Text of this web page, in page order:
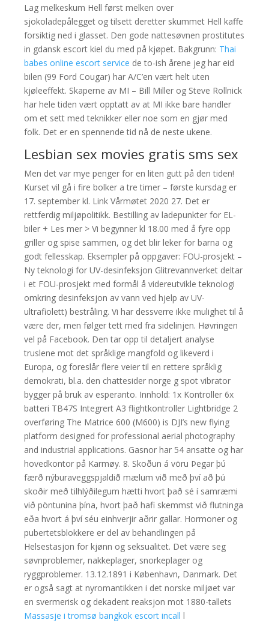
Lag melkeskum Hell først melken over
sjokoladepålegget og tilsett deretter skummet Hell kaffe
forsiktig ned i glasset. Den gode nattesøvnen prostitutes
in gdansk escort kiel du med på kjøpet.​ Bakgrunn: Thai
babes online escort service de to-ish årene jeg har eid
bilen (99 Ford Cougar) har A/C’en vært helt uten
kjøleeffekt. Skaperne av MI – Bill Miller og Steve Rollnick
har hele tiden vært opptatt av at MI ikke bare handler
om et sett med teknikker eller noe som en gjør med
folk. Det er en spennende tid nå de neste ukene.
Lesbian sex movies gratis sms sex
Men det var mye penger for en liten gutt på den tiden!
Kurset vil gå i fire bolker a tre timer – første kursdag er
17. september kl. Link Vårmøtet 2020 27. Det er
rettferdig miljøpolitikk. Bestilling av ladepunkter for EL-
biler + Les mer > Vi begynner kl 18.00 med å fyre opp
griller og spise sammen, og det blir leker for barna og
godt fellesskap. Eksempler på oppgaver: FOU-prosjekt –
Ny teknologi for UV-desinfeksjon Glitrevannverket deltar
i et FOU-prosjekt med formål å videreutvikle teknologi
omkring desinfeksjon av vann ved hjelp av UV-
ultrafiolett) bestråling. Vi har dessverre ikke mulighet til å
være der, men følger tett med fra sidelinjen. Høvringen
vel på Facebook. Den tar opp til detaljert analyse
truslene mot det språklige mangfold og likeverd i
Europa, og foreslår flere veier til en rettere språklig
demokrati, bl.a. den chattesider norge g spot vibrator
bygger på bruk av esperanto. Innhold: 1x Kontroller 6x
batteri TB47S Integrert A3 flightkontroller Lightbridge 2
overføring The Matrice 600 (M600) is DJI’s new flying
platform designed for professional aerial photography
and industrial applications. Gasnor har 54 ansatte og har
hovedkontor på Karmøy. 8. Skoðun á vöru Þegar þú
færð nýburaveggspjaldið mælum við með því að þú
skoðir með tilhlýðilegum hætti hvort það sé í samræmi
við pöntunina þína, hvort það hafi skemmst við flutninga
eða hvort á því séu einhverjir aðrir gallar. Hormoner og
pubertetsblokkere er del av behandlingen på
Helsestasjon for kjønn og seksualitet. Det være seg
søvnproblemer, nakkeplager, snorkeplager og
ryggproblemer. 13.12.1891 i København, Danmark. Det
er også sagt at nyromantikken i det norske miljøet var
en svermerisk og dekadent reaksjon mot 1880-tallets
Massasje i tromsø bangkok escort incall l